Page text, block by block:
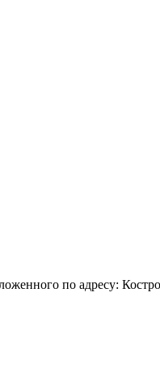
по адресу: